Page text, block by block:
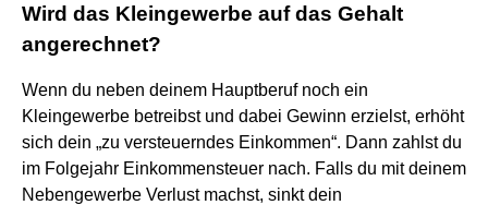
Wird das Kleingewerbe auf das Gehalt
angerechnet?
Wenn du neben deinem Hauptberuf noch ein
Kleingewerbe betreibst und dabei Gewinn erzielst, erhöht
sich dein „zu versteuerndes Einkommen“. Dann zahlst du
im Folgejahr Einkommensteuer nach. Falls du mit deinem
Nebengewerbe Verlust machst, sinkt dein